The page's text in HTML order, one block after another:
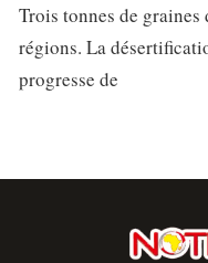
Trois tonnes de
régions. La
progresse de